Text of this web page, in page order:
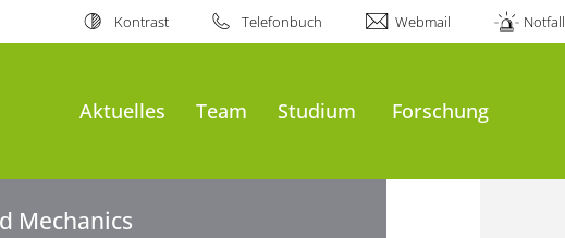
Kontrast Telefonbuch Webmail Notfall
Aktuelles Team Studium Forschung
Mechanics